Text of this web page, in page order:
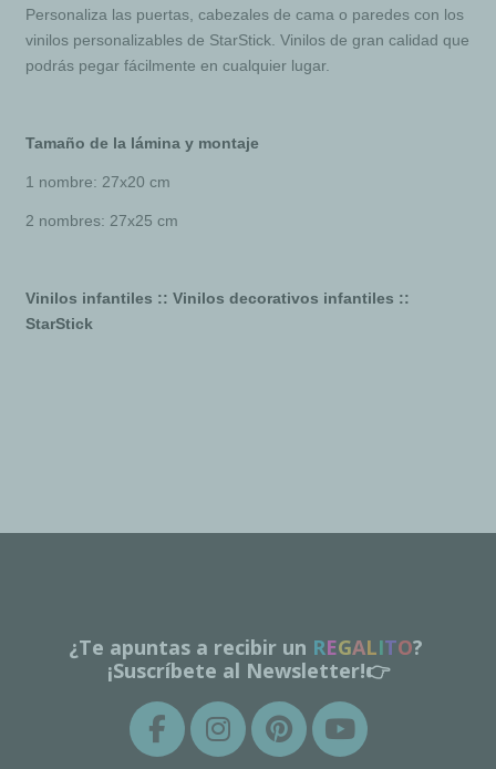
Personaliza las puertas, cabezales de cama o paredes con los
vinilos personalizables de StarStick. Vinilos de gran calidad que
podrás pegar fácilmente en cualquier lugar.
Tamaño de la lámina y montaje
1 nombre: 27x20 cm
2 nombres: 27x25 cm
Vinilos infantiles :: Vinilos decorativos infantiles ::
StarStick
¿Te apuntas a recibir un REGALITO?
¡Suscríbete al Newsletter!👉